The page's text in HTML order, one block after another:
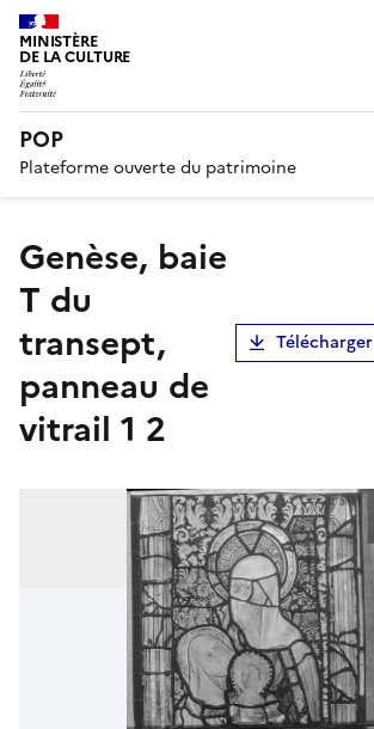
MINISTÈRE
DE LA CULTURE
POP
Plateforme ouverte du patrimoine
Genèse, baie
T du
transept,
panneau de
vitrail 1 2
Télécharger